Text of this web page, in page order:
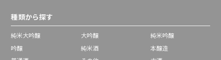
種類から探す
純米大吟醸 大吟醸
純米吟醸
吟醸
純米酒
本醸造